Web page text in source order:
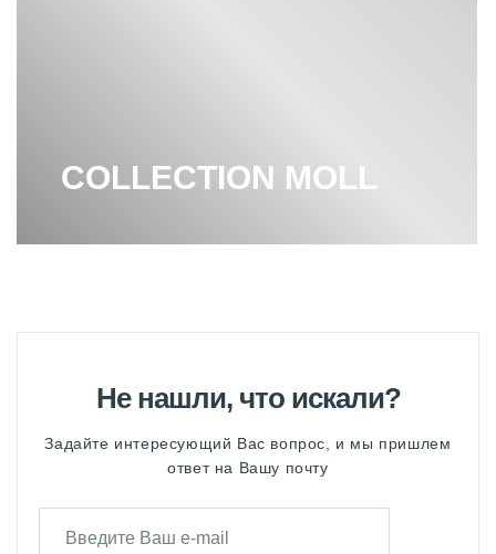
COLLECTION MOLL
Не нашли, что искали?
Задайте интересующий Вас вопрос, и мы пришлем
ответ на Вашу почту